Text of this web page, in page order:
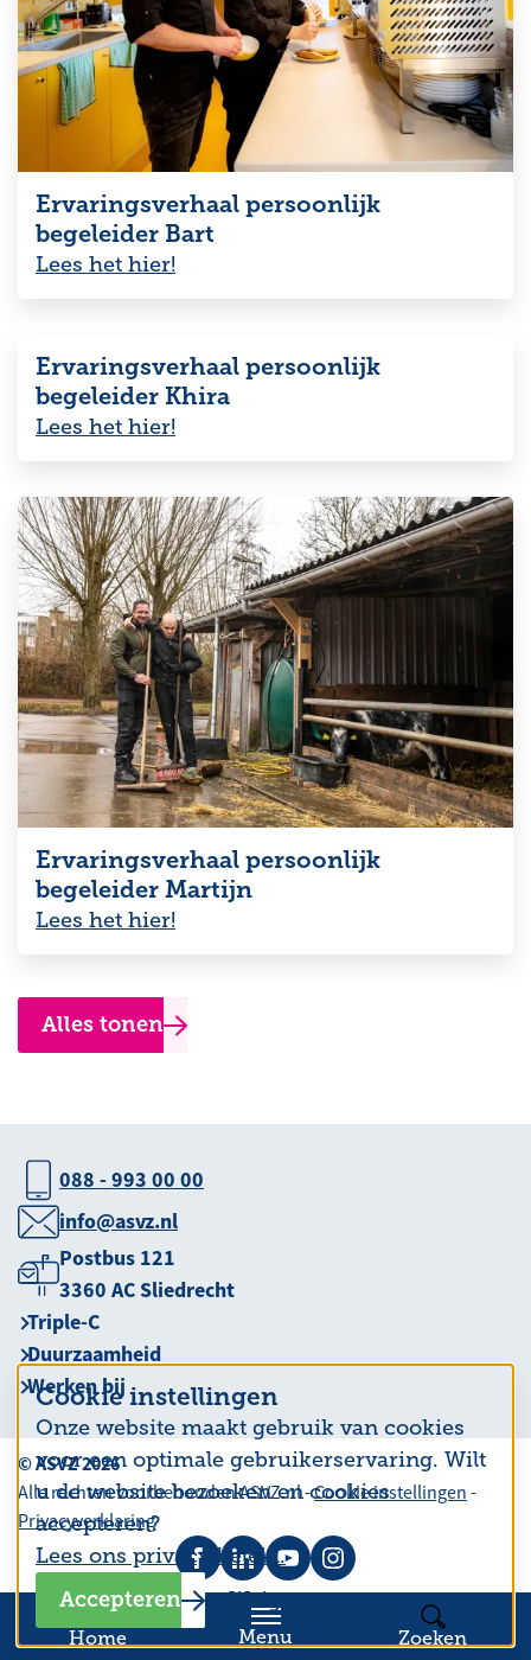
Cookie instellingen
Onze website maakt gebruik van cookies
voor een optimale gebruikerservaring. Wilt
u de website bezoeken en cookies
accepteren?
Lees ons privacy beleid.
Accepteren
Weigeren
Ervaringsverhaal persoonlijk
begeleider Bart
Lees het hier!
Ervaringsverhaal persoonlijk
begeleider Khira
Lees het hier!
Ervaringsverhaal persoonlijk
begeleider Martijn
Lees het hier!
Alles tonen
088 - 993 00 00
info@asvz.nl
Postbus 121
3360 AC Sliedrecht
Triple-C
Duurzaamheid
Werken bij
© ASVZ 2026
Alle rechten voorbehouden ASVZ.nl -Cookie instellingen -
Privacyverklaring
Home Menu Zoeken